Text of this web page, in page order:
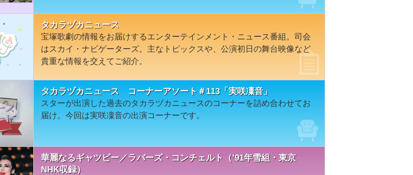
タカラヅカニュース
宝塚歌劇の情報をお届けするエンターテインメント・ニュース番組。司会
はスカイ・ナビゲーターズ。主なトピックスや、公演初日の舞台映像など
貴重な情報を交えてご紹介。
タカラヅカニュース コーナーアソート＃113「実咲凜音」
スターが出演した過去のタカラヅカニュースのコーナーを詰め合わせてお
届け。今回は実咲凜音の出演コーナーです。
華麗なるギャツビー／ラバーズ・コンチェルト（’91年雪組・東京
NHK収録）